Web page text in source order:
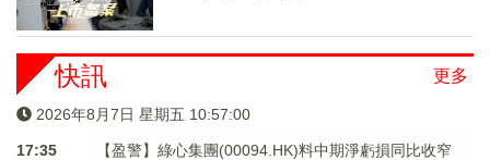
更多
快訊
2026年8月7日 星期五 10:57:01
17:35
【盈警】綠心集團(00094.HK)料中期淨虧損同比收窄